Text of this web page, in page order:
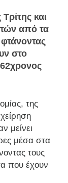
και
από τα
στο
της
μείνει
μέσα στα
τους
που έχουν